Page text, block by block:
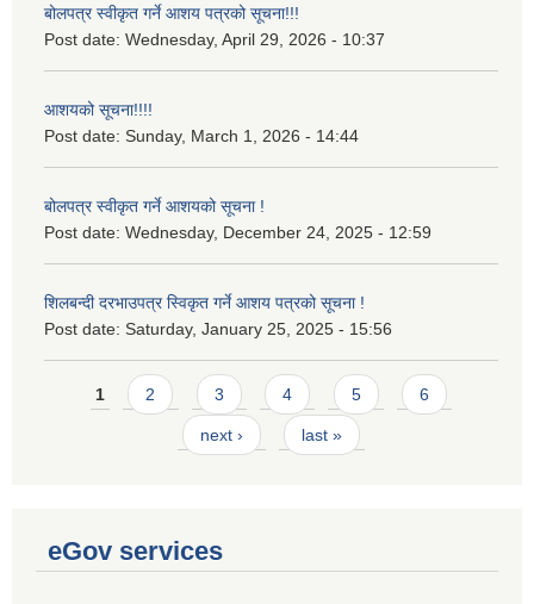
बोलपत्र स्वीकृत गर्ने आशय पत्रको सूचना!!!
Post date: Wednesday, April 29, 2026 - 10:37
आशयको सूचना!!!!
Post date: Sunday, March 1, 2026 - 14:44
बोलपत्र स्वीकृत गर्ने आशयको सूचना !
Post date: Wednesday, December 24, 2025 - 12:59
शिलबन्दी दरभाउपत्र स्विकृत गर्ने आशय पत्रको सूचना !
Post date: Saturday, January 25, 2025 - 15:56
Pages
1 2 3 4 5 6
next › last »
eGov services